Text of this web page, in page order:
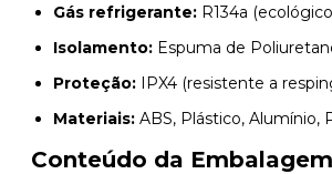
Gás refrigerante:R134a
Isolamento:Espuma de
Proteção:IPX4 (resistente a
Materiais:ABS, Plástico, Alumínio,
Conteúdo da Embalagem